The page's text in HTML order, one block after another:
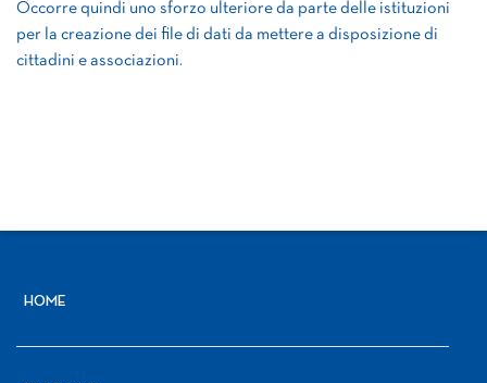
Occorre quindi uno sforzo ulteriore da parte delle istituzioni
per la creazione dei file di dati da mettere a disposizione di
cittadini e associazioni.
HOME